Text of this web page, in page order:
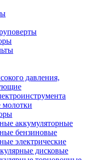
давления,
аккумуляторные
бензиновые
электрические
дисковые